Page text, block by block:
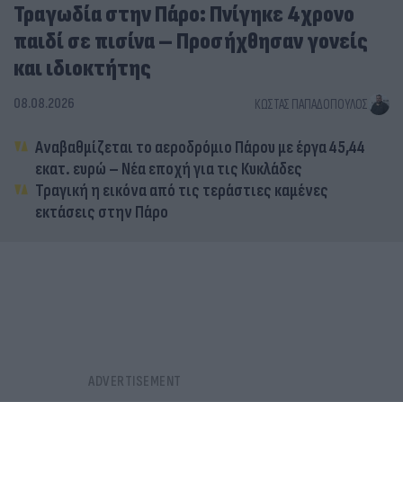
Τραγωδία στην Πάρο: Πνίγηκε 4χρονο
παιδί σε πισίνα – Προσήχθησαν γονείς
και ιδιοκτήτης
08.08.2026 ΚΏΣΤΑΣ ΠΑΠΑΔΌΠΟΥΛΟΣ
Αναβαθμίζεται το αεροδρόμιο Πάρου με έργα 45,44
εκατ. ευρώ – Νέα εποχή για τις Κυκλάδες
Τραγική η εικόνα από τις τεράστιες καμένες
εκτάσεις στην Πάρο